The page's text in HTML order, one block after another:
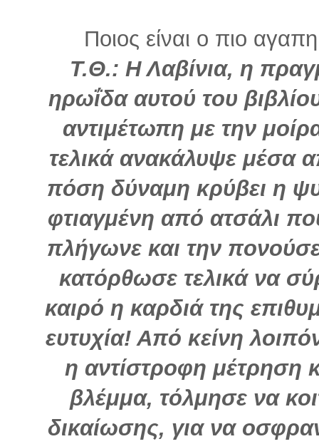
Ποιος είναι ο πιο
Τ.Θ.: Η Λαβίνια, η
ηρωΐδα αυτού του
αντιμέτωπη με την
τελικά ανακάλυψε μέσα
πόση δύναμη κρύβει η
φτιαγμένη από ατσάλι
πλήγωνε και την
κατόρθωσε τελικά να
καιρό η καρδιά της
ευτυχία! Από κείνη
η αντίστροφη μέτρηση
βλέμμα, τόλμησε να
δικαίωσης, για να